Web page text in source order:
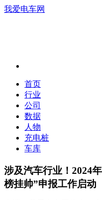
我爱电车网
首页
行业
公司
数据
人物
充电桩
车库
涉及汽车行业！2024
榜挂帅”申报工作启动